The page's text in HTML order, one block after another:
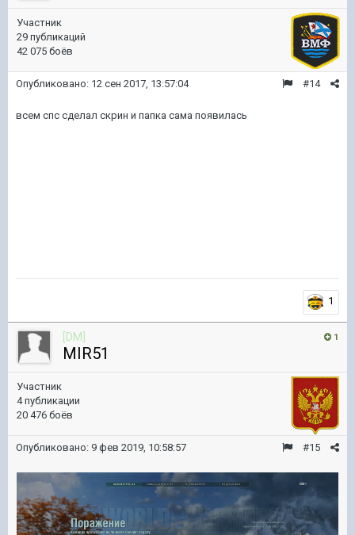
Участник
29 публикаций
42 075 боёв
#14
Опубликовано: 12 сен 2017, 13:57:04
всем спс сделал скрин и папка сама появилась
1
1
[DM]
MIR51
Участник
4 публикации
20 476 боёв
#15
Опубликовано: 9 фев 2019, 10:58:57